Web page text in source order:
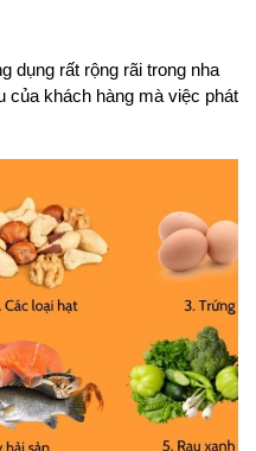
dụng rất rộng rãi trong nha
của khách hàng mà việc phát